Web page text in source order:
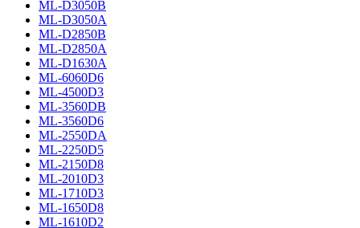
ML-D3050B
ML-D3050A
ML-D2850B
ML-D2850A
ML-D1630A
ML-6060D6
ML-4500D3
ML-3560DB
ML-3560D6
ML-2550DA
ML-2250D5
ML-2150D8
ML-2010D3
ML-1710D3
ML-1650D8
ML-1610D2